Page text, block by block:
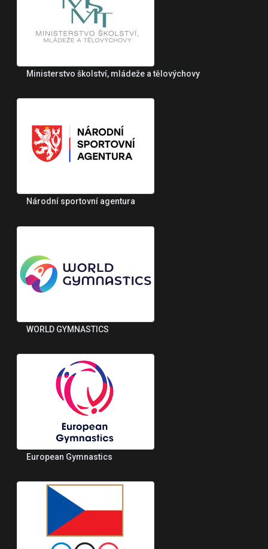
Ministerstvo školství, mládeže a tělovýchovy
Národní sportovní agentura
WORLD GYMNASTICS
European Gymnastics